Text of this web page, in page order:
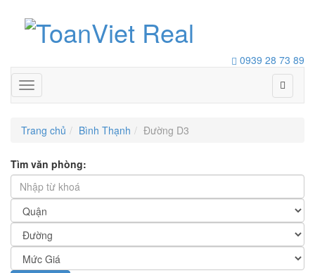
0939 28 73 89
Toggle
navigation
Trang chủ Bình Thạnh Đường D3
Tìm văn phòng: